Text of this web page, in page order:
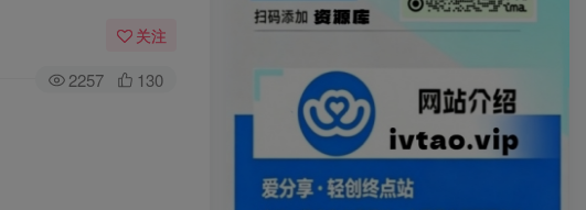
关注
2257 130